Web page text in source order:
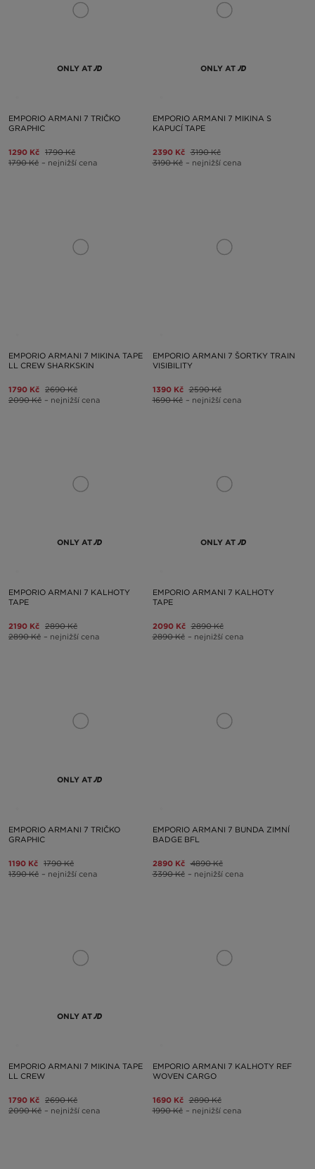
ONLY AT
EMPORIO ARMANI 7 TRIČKO
GRAPHIC
1290 Kč 1790 Kč
1790 Kč – nejnižší cena
ONLY AT
EMPORIO ARMANI 7 MIKINA S
KAPUCÍ TAPE
2390 Kč 3190 Kč
3190 Kč – nejnižší cena
EMPORIO ARMANI 7 MIKINA TAPE
LL CREW SHARKSKIN
1790 Kč 2690 Kč
2090 Kč – nejnižší cena
EMPORIO ARMANI 7 ŠORTKY TRAIN
VISIBILITY
1390 Kč 2590 Kč
1690 Kč – nejnižší cena
ONLY AT
EMPORIO ARMANI 7 KALHOTY
TAPE
2190 Kč 2890 Kč
2890 Kč – nejnižší cena
ONLY AT
EMPORIO ARMANI 7 KALHOTY
TAPE
2090 Kč 2890 Kč
2890 Kč – nejnižší cena
ONLY AT
EMPORIO ARMANI 7 TRIČKO
GRAPHIC
1190 Kč 1790 Kč
1390 Kč – nejnižší cena
EMPORIO ARMANI 7 BUNDA ZIMNÍ
BADGE BFL
2890 Kč 4890 Kč
3390 Kč – nejnižší cena
ONLY AT
EMPORIO ARMANI 7 MIKINA TAPE
LL CREW
1790 Kč 2690 Kč
2090 Kč – nejnižší cena
EMPORIO ARMANI 7 KALHOTY REF
WOVEN CARGO
1690 Kč 2890 Kč
1990 Kč – nejnižší cena